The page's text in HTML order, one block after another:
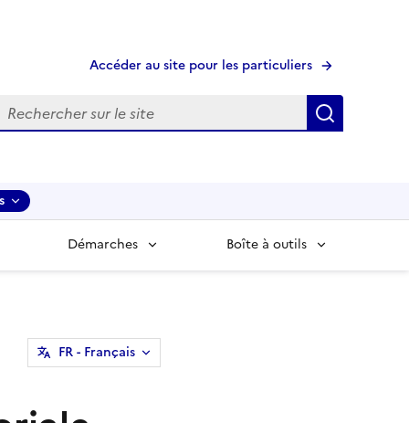
Accéder au site pour les particuliers
Recherche
Démarches Boîte à outils
FR- Français